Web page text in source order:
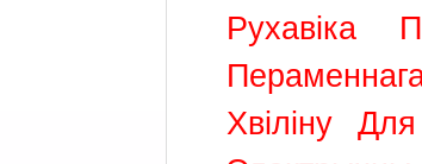
Рухавіка
Хвіліну